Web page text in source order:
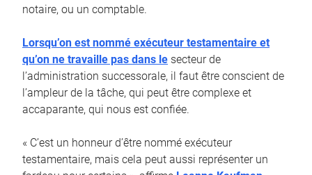
notaire, ou un comptable.
Lorsqu’on est nommé exécuteur testamentaire et
qu’on ne travaille pas dans le secteur de
l’administration successorale, il faut être conscient de
l’ampleur de la tâche, qui peut être complexe et
accaparante, qui nous est confiée.
« C’est un honneur d’être nommé exécuteur
testamentaire, mais cela peut aussi représenter un